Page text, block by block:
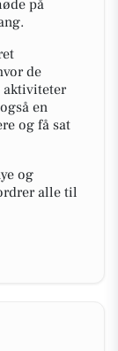
på
de
aktiviteter
en
og få sat
og
alle til